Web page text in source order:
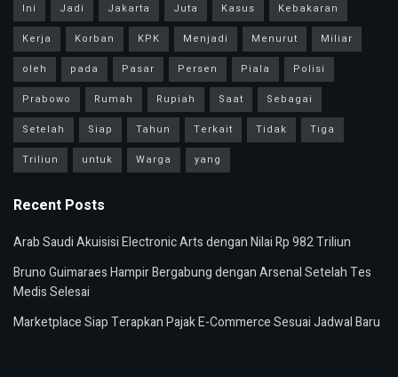
Ini
Jadi Jakarta Juta Kasus
Kebakaran
Kerja
Korban KPK Menjadi Menurut
Miliar
oleh
pada Pasar Persen Piala
Polisi
Prabowo
Rumah Rupiah Saat
Sebagai
Setelah
Siap Tahun Terkait Tidak
Tiga
Triliun
untuk Warga yang
Recent Posts
Arab Saudi Akuisisi Electronic Arts dengan Nilai Rp 982 Triliun
Bruno Guimaraes Hampir Bergabung dengan Arsenal Setelah Tes
Medis Selesai
Marketplace Siap Terapkan Pajak E-Commerce Sesuai Jadwal Baru